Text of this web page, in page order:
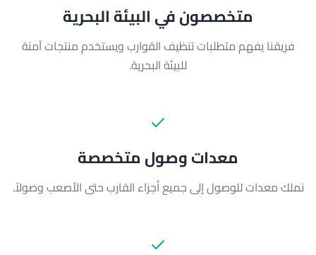
متخصصون في البيئة البحرية
فريقنا يفهم متطلبات تنظيف القوارب ويستخدم منتجات آمنة
للبيئة البحرية.
معدات وصول متخصصة
نملك معدات للوصول إلى جميع أجزاء القارب حتى الأصعب وصولاً.